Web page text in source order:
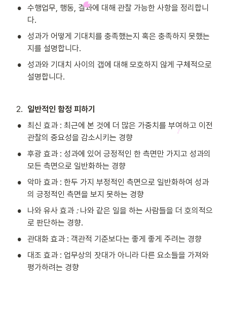
•
수행업무, 행동, 결과에 대해 관찰 가능한 사항을 정리합니
다.
•
성과가 어떻게 기대치를 충족했는지 혹은 충족하지 못했는
지를 설명합니다.
•
성과와 기대치 사이의 갭에 대해 모호하지 않게 구체적으로
설명합니다.
2. 일반적인 함정 피하기
•
최신 효과 : 최근에 본 것에 더 많은 가중치를 부여하고 이전
관찰의 중요성을 감소시키는 경향
•
후광 효과 : 성과에 있어 긍정적인 한 측면만 가지고 성과의
모든 측면으로 일반화하는 경향
•
악마 효과 : 한두 가지 부정적인 측면으로 일반화하여 성과
의 긍정적인 측면을 보지 못하는 경향
• 나와 유사 효과 : 나와 같은 일을 하는 사람들을 더 호의적으
로 판단하는 경향.
• 관대화 효과 : 객관적 기준보다는 좋게 좋게 주려는 경향
•
대조 효과 : 업무상의 잣대가 아니라 다른 요소들을 가져와
평가하려는 경향